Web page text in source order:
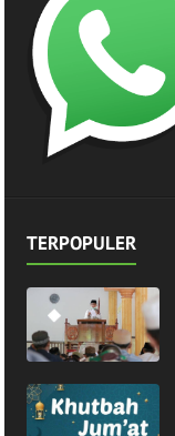
TERPOPULER